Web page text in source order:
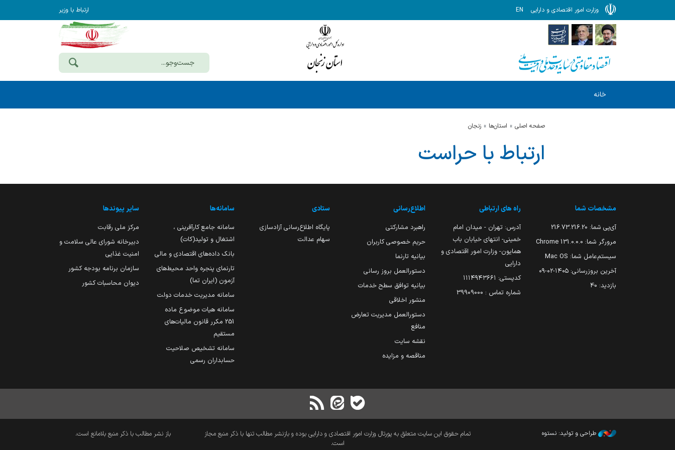
وزارت امور اقتصادی و دارایی EN ارتباط با وزیر
خانه
صفحه اصلی استان‌ها زنجان
ارتباط با حراست
مشخصات شما
آی‌پی شما: 216.73.216.20
مرورگر شما: 131.0.0.0 Chrome
سیستم‌عامل شما: Mac OS
آخرین بروزرسانی: ۱۴۰۵-۰۲-۰۹
بازدید: 40
راه های ارتباطی
آدرس: تهران - میدان امام
خمینی- انتهای خیابان باب
همایون- وزارت امور اقتصادی و
دارایی
کدپستی: ۱۱۱۴۹۴۳۶۶۱
شماره تماس : 39909000
اطلاع‌رسانی
راهبرد مشارکتی
حریم خصوصی کاربران
بیانیه تارنما
دستورالعمل بروز رسانی
بیانیه توافق سطح خدمات
منشور اخلاقی
دستورالعمل مدیریت تعارض
منافع
نقشه سایت
مناقصه و مزایده
ستادی
پایگاه اطلاع‌رسانی آزادسازی
سهام عدالت
سامانه‌ها
سامانه جامع کارآفرینی ،
اشتغال و تولید(کات)
بانک داده‌های اقتصادی و مالی
تارنمای پنجره واحد محیط‌های
آزمون (ایران تما)
سامانه مدیریت خدمات دولت
سامانه هیات موضوع ماده
251 مکرر قانون مالیات‌های
مستقیم
سامانه تشخیص صلاحیت
حسابداران رسمی
سایر پیوندها
مرکز ملی رقابت
دبیرخانه شورای عالی سلامت و
امنیت غذایی
سازمان برنامه بودجه کشور
دیوان محاسبات کشور
طراحی و تولید: نستوه
تمام حقوق این سایت متعلق به پورتال وزارت امور اقتصادی و دارایی بوده و بازنشر مطالب تنها با ذکر منبع مجاز
است.
باز نشر مطالب با ذکر منبع بلامانع است.